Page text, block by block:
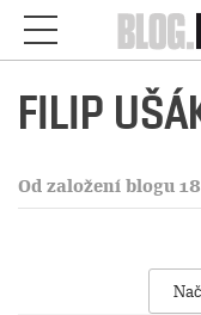
FILIP
Od založení blogu